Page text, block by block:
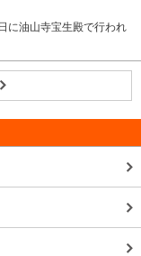
に油山寺宝生殿で行われ